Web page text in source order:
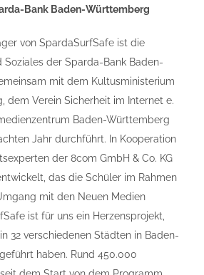
Bank Baden-Württemberg
von SpardaSurfSafe ist die
der Sparda-Bank Baden-
mit dem Kultusministerium
dem Verein Sicherheit im Internet e.
Baden-Württemberg
Jahr durchführt. In Kooperation
der 8com GmbH & Co. KG
das die Schüler im Rahmen
mit den Neuen Medien
ist für uns ein Herzensprojekt,
32 verschiedenen Städten in Baden-
haben. Rund 450.000